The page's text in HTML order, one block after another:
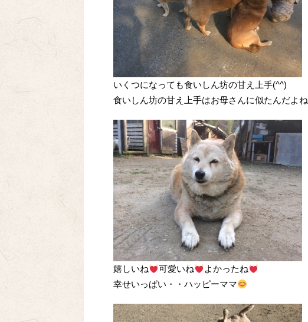
いくつになっても食いしん坊の甘え上手(^^)
食いしん坊の甘え上手はお母さんに似たんだよね
嬉しいね 可愛いね
よかったね
幸せいっぱい・・ハッピーママ